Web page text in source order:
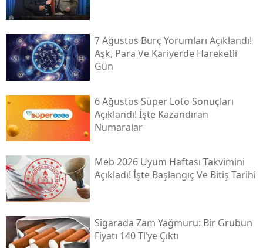
7 Ağustos Burç Yorumları Açıklandı!
Aşk, Para Ve Kariyerde Hareketli
Gün
6 Ağustos Süper Loto Sonuçları
Açıklandı! İşte Kazandıran
Numaralar
Meb 2026 Uyum Haftası Takvimini
Açıkladı! İşte Başlangıç Ve Bitiş Tarihi
Sigarada Zam Yağmuru: Bir Grubun
Fiyatı 140 Tl’ye Çıktı